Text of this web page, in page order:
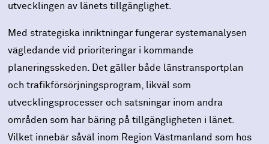
utvecklingen av länets tillgänglighet.
Med strategiska inriktningar fungerar systemanalysen
vägledande vid prioriteringar i kommande
planeringsskeden. Det gäller både länstransportplan
och trafikförsörjningsprogram, likväl som
utvecklingsprocesser och satsningar inom andra
områden som har bäring på tillgängligheten i länet.
Vilket innebär såväl inom Region Västmanland som hos